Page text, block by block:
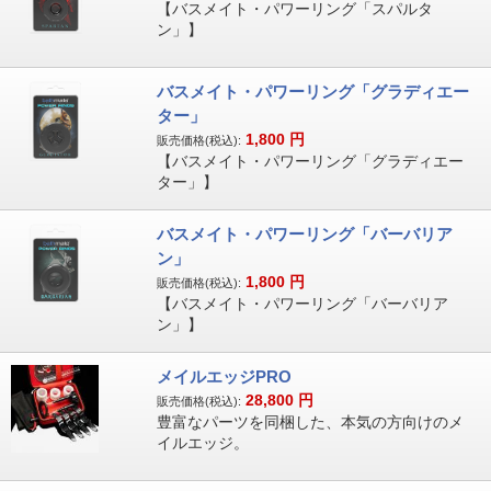
【バスメイト・パワーリング「スパルタ
ン」】
バスメイト・パワーリング「グラディエー
ター」
販売価格(税込): 1,800 円
【バスメイト・パワーリング「グラディエー
ター」】
バスメイト・パワーリング「バーバリア
ン」
販売価格(税込): 1,800 円
【バスメイト・パワーリング「バーバリア
ン」】
メイルエッジPRO
販売価格(税込): 28,800 円
豊富なパーツを同梱した、本気の方向けのメ
イルエッジ。